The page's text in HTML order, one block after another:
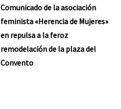
Comunicado de la asociación
feminista «Herencia de Mujeres»
en repulsa a la feroz
remodelación de la plaza del
Convento